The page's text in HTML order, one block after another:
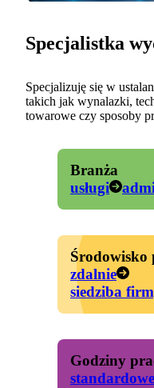
Specjalizuję się w
takich jak wynalazki,
towarowe czy sposoby
Branża
usługi
Środowisko
zdalnie
siedziba
Godziny
standardowe